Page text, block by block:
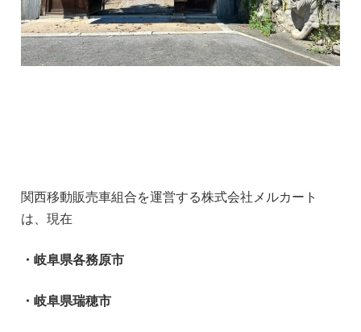
関西移動販売車組合を運営する株式会社メルカート
は、現在
・岐阜県各務原市
・岐阜県瑞穂市